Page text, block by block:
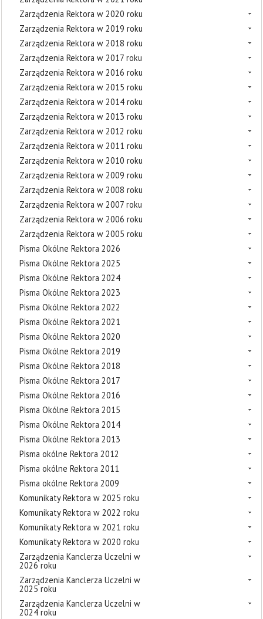
Zarządzenia Rektora w 2020 roku
Zarządzenia Rektora w 2019 roku
Zarządzenia Rektora w 2018 roku
Zarządzenia Rektora w 2017 roku
Zarządzenia Rektora w 2016 roku
Zarządzenia Rektora w 2015 roku
Zarządzenia Rektora w 2014 roku
Zarządzenia Rektora w 2013 roku
Zarządzenia Rektora w 2012 roku
Zarządzenia Rektora w 2011 roku
Zarządzenia Rektora w 2010 roku
Zarządzenia Rektora w 2009 roku
Zarządzenia Rektora w 2008 roku
Zarządzenia Rektora w 2007 roku
Zarządzenia Rektora w 2006 roku
Zarządzenia Rektora w 2005 roku
Pisma Okólne Rektora 2026
Pisma Okólne Rektora 2025
Pisma Okólne Rektora 2024
Pisma Okólne Rektora 2023
Pisma Okólne Rektora 2022
Pisma Okólne Rektora 2021
Pisma Okólne Rektora 2020
Pisma Okólne Rektora 2019
Pisma Okólne Rektora 2018
Pisma Okólne Rektora 2017
Pisma Okólne Rektora 2016
Pisma Okólne Rektora 2015
Pisma Okólne Rektora 2014
Pisma Okólne Rektora 2013
Pisma okólne Rektora 2012
Pisma okólne Rektora 2011
Pisma okólne Rektora 2009
Komunikaty Rektora w 2025 roku
Komunikaty Rektora w 2022 roku
Komunikaty Rektora w 2021 roku
Komunikaty Rektora w 2020 roku
Zarządzenia Kanclerza Uczelni w
2026 roku
Zarządzenia Kanclerza Uczelni w
2025 roku
Zarządzenia Kanclerza Uczelni w
2024 roku